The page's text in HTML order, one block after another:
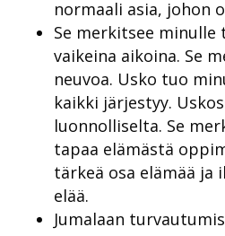
normaali asia, johon
Se merkitsee minulle
vaikeina aikoina. Se
neuvoa. Usko tuo
kaikki järjestyy.
luonnolliselta. Se
tapaa elämästä
tärkeä osa elämää ja
elää.
Jumalaan